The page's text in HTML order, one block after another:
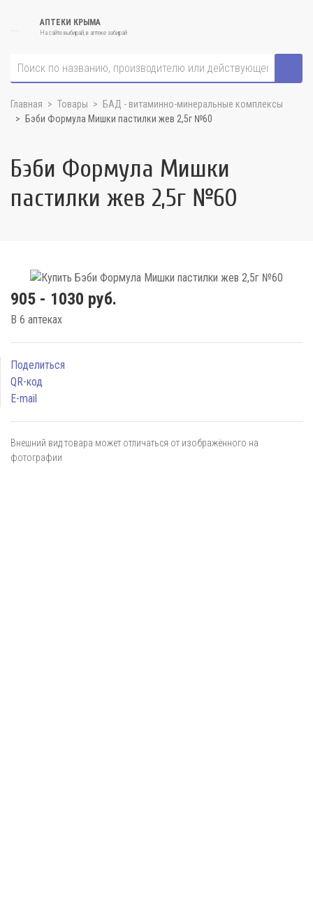
АПТЕКИ КРЫМА
На сайте выбирай, в аптеке забирай
Главная Товары
БАД - витаминно-минеральные комплексы
Бэби Формула Мишки пастилки жев 2,5г №60
Бэби Формула Мишки
пастилки жев 2,5г №60
905 - 1030 руб.
В 6 аптеках
Поделиться
QR-код
E-mail
Внешний вид товара может отличаться от изображённого на
фотографии